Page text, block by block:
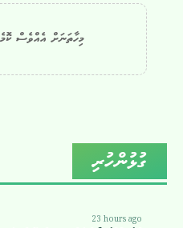
މިހާތަނަށް އެއްވެސް
ގުޅުންހުރި
23 hours ago